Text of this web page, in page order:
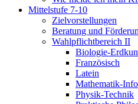
Mittelstufe 7-10
Zielvorstellungen
Beratung und
Wahlpflichtbereich II
Biologie-
Französisch
Latein
Mathematik-
Physik-Technik